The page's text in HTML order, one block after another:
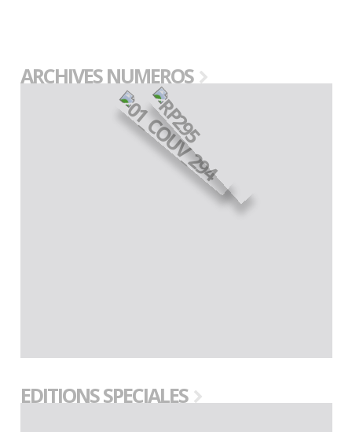
ARCHIVES NUMEROS
EDITIONS SPECIALES